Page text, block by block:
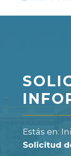
Estás en:
Solicitud